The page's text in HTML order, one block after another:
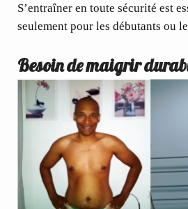
S’entraîner en toute sécurité est
seulement pour les débutants ou
Besoin de maigrir